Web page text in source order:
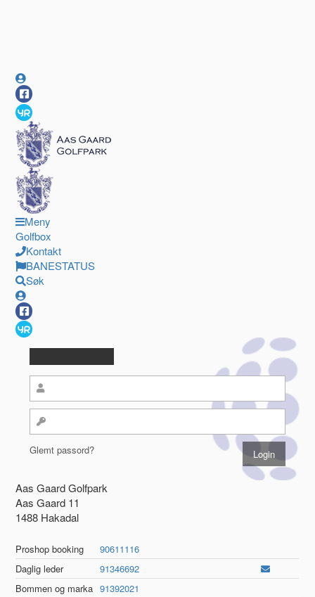
Meny
Golfbox
Kontakt
BANESTATUS
Søk
Glemt passord?
Aas Gaard Golfpark
Aas Gaard 11
1488 Hakadal
Proshop booking
90611116
Daglig leder
91346692
Bommen og marka 91392021